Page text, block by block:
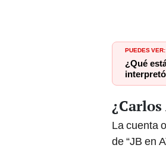
PUEDES VER:
¿Qué
La cuenta
de “JB en